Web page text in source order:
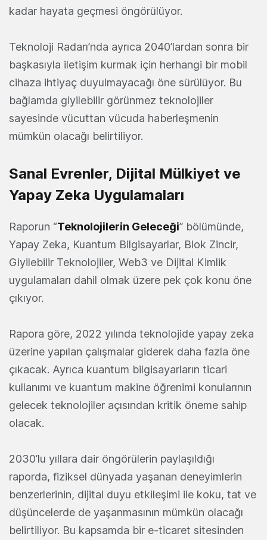
kadar hayata geçmesi öngörülüyor.
Teknoloji Radarı’nda ayrıca 2040’lardan sonra bir
başkasıyla iletişim kurmak için herhangi bir mobil
cihaza ihtiyaç duyulmayacağı öne sürülüyor. Bu
bağlamda giyilebilir görünmez teknolojiler
sayesinde vücuttan vücuda haberleşmenin
mümkün olacağı belirtiliyor.
Sanal Evrenler, Dijital Mülkiyet ve
Yapay Zeka Uygulamaları
Raporun “Teknolojilerin Geleceği” bölümünde,
Yapay Zeka, Kuantum Bilgisayarlar, Blok Zincir,
Giyilebilir Teknolojiler, Web3 ve Dijital Kimlik
uygulamaları dahil olmak üzere pek çok konu öne
çıkıyor.
Rapora göre, 2022 yılında teknolojide yapay zeka
üzerine yapılan çalışmalar giderek daha fazla öne
çıkacak. Ayrıca kuantum bilgisayarların ticari
kullanımı ve kuantum makine öğrenimi konularının
gelecek teknolojiler açısından kritik öneme sahip
olacak.
2030’lu yıllara dair öngörülerin paylaşıldığı
raporda, fiziksel dünyada yaşanan deneyimlerin
benzerlerinin, dijital duyu etkileşimi ile koku, tat ve
düşüncelerde de yaşanmasının mümkün olacağı
belirtiliyor. Bu kapsamda bir e-ticaret sitesinden